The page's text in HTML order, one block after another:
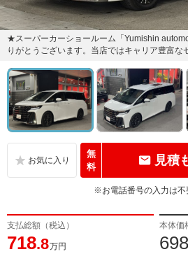
★スーパーカーショールーム「Yumishin
りがとうございます。当店ではキャリア豊富な
無
料
見積
※お電話番号の入力は不
支払総額（税込）
718.8万円
本体価
698